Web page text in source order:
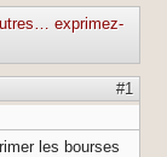
exprimez-
#1
les bourses